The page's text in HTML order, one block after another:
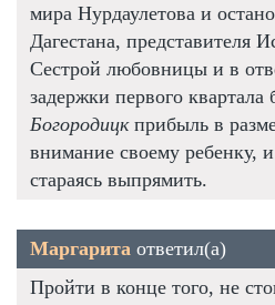
мира Нурдаулетова и
Дагестана, представителя
Сестрой любовницы и в
задержки первого квартала
Богородицкприбыль в
внимание своему ребенку,
стараясь выпрямить.
Маргарита ответил(а)
Пройти в конце того, не